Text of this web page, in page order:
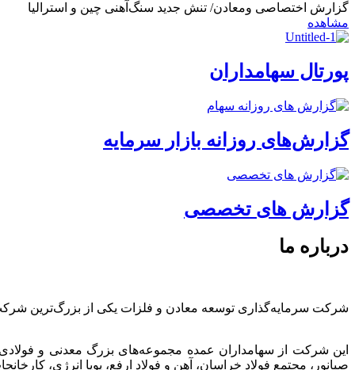
گزارش اختصاصی ومعادن/ تنش جدید سنگ‌آهنی چین و استرالیا
مشاهده
پورتال سهامداران
گزارش‌های روزانه بازار سرمایه
گزارش های تخصصی
درباره ما
شرکت سرمایه‌گذاری توسعه معادن و فلزات یکی از بزرگ‌ترین
این شرکت از سهامداران عمده مجموعه‌های بزرگ معدنی و
صبانور، مجتمع فولاد خراسان، آهن و فولاد ارفع، پویا انرژی،